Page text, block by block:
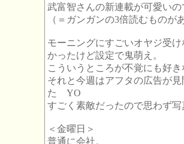
武富智さんの新連載が可愛い
（＝ガンガンの3倍読むものが
モーニングにすごいオヤジ受
かったけど設定で鬼萌え。
こういうところが不覚にも好
それと今週はアフタの広告
た YO
すごく素敵だったので思わず
＜金曜日＞
普通に会社。